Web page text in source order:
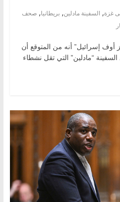
غزة, السفينة مادلين, بريطانيا, صحف
إسرائيل” أنه من المتوقع أن
السفينة “مادلين” التي تقل نشطاء